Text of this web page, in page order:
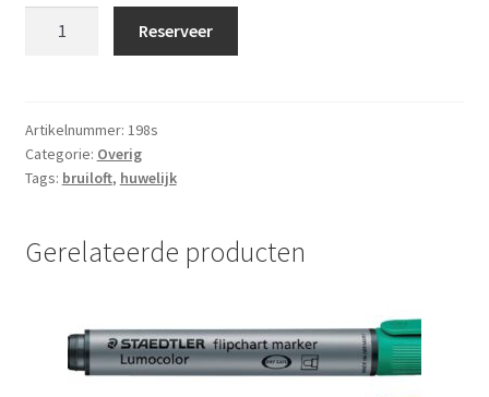
stuks
aantal
Reserveer
Artikelnummer: 198s
Categorie: Overig
Tags: bruiloft, huwelijk
Gerelateerde producten